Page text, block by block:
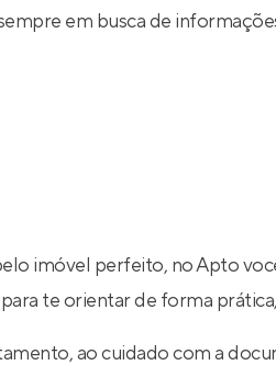
em busca de
imóvel perfeito, no Apto
te orientar de forma
ao cuidado com a